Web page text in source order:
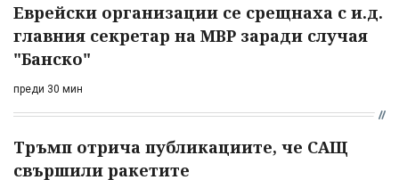
Еврейски организации се срещнаха с и.д.
главния секретар на МВР заради случая
"Банско"
преди 30 мин
Тръмп отрича публикациите, че САЩ
свършили ракетите